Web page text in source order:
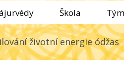
Škola Tým
životní energie ódžas